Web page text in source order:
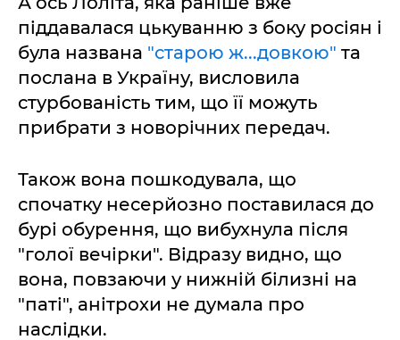
піддавалася цькуванню з боку росіян і
була названа "старою ж...довкою" та
послана в Україну, висловила
стурбованість тим, що її можуть
прибрати з новорічних передач.
Також вона пошкодувала, що
спочатку несерйозно поставилася до
бурі обурення, що вибухнула після
"голої вечірки". Відразу видно, що
вона, повзаючи у нижній білизні на
"паті", анітрохи не думала про
наслідки.